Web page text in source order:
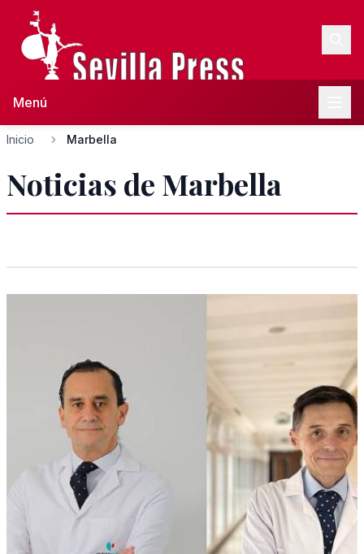
Menú
Inicio Marbella
Noticias de Marbella